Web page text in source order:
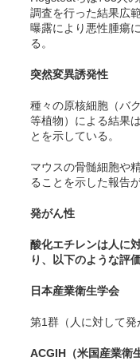
調査を行った結果広
曝露により悪性腫瘍
る。
突然変異誘発性
種々の原核細胞（バ
等植物）による結果
とを示している。
マウスの骨髄細胞や
ることを示した報告
発がん性
酸化エチレンは人に
り、以下のような評
日本産業衛生学会
第1群（人に対して発
ACGIH（米国産業衛